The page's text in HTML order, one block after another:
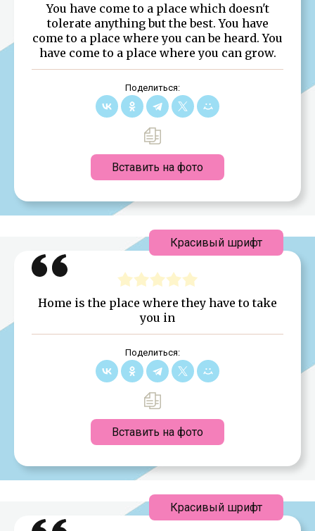
You have come to a place which doesn't
tolerate anything but the best. You have
come to a place where you can be heard. You
have come to a place where you can grow.
Поделиться:
Вставить на фото
Home is the place where they have to take
you in
Поделиться:
Вставить на фото
Красивый шрифт
Красивый шрифт